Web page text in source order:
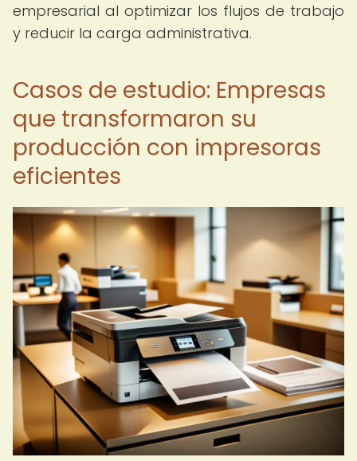
empresarial al optimizar los flujos de trabajo
y reducir la carga administrativa.
Casos de estudio: Empresas
que transformaron su
producción con impresoras
eficientes